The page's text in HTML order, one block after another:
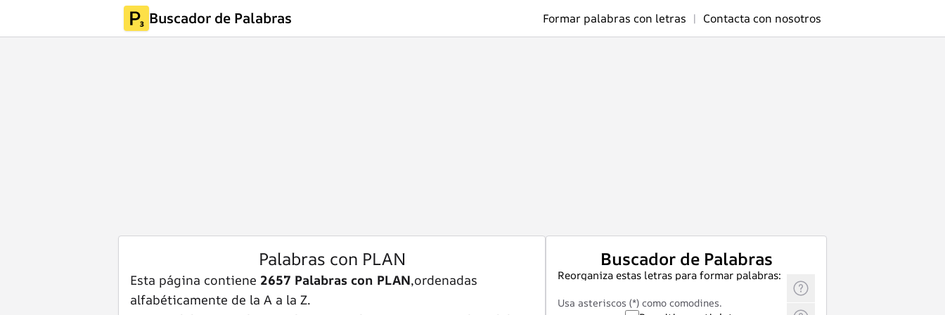
Buscador de Palabras Formar palabras con letras | Contacta con nosotros
Palabras con PLAN
Esta página contiene 2657 Palabras con PLAN,ordenadas
alfabéticamente de la A a la Z.
Buscador de Palabras
Reorganiza estas letras para formar palabras:
Usa asteriscos (*) como comodines.